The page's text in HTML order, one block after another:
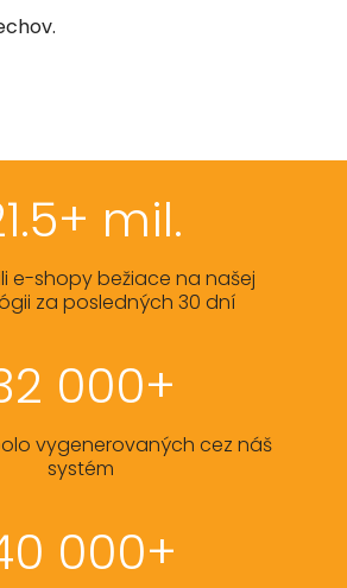
mil.
e-shopy bežiace na našej
za posledných 30 dní
000+
vygenerovaných cez náš
systém
000+